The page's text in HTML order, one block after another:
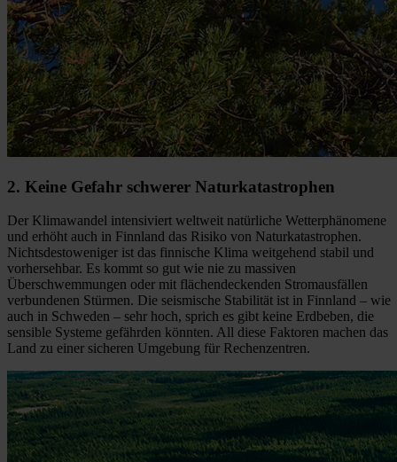
2. Keine Gefahr schwerer Naturkatastrophen
Der Klimawandel intensiviert weltweit natürliche Wetterphänomene
und erhöht auch in Finnland das Risiko von Naturkatastrophen.
Nichtsdestoweniger ist das finnische Klima weitgehend stabil und
vorhersehbar. Es kommt so gut wie nie zu massiven
Überschwemmungen oder mit flächendeckenden Stromausfällen
verbundenen Stürmen. Die seismische Stabilität ist in Finnland – wie
auch in Schweden – sehr hoch, sprich es gibt keine Erdbeben, die
sensible Systeme gefährden könnten. All diese Faktoren machen das
Land zu einer sicheren Umgebung für Rechenzentren.